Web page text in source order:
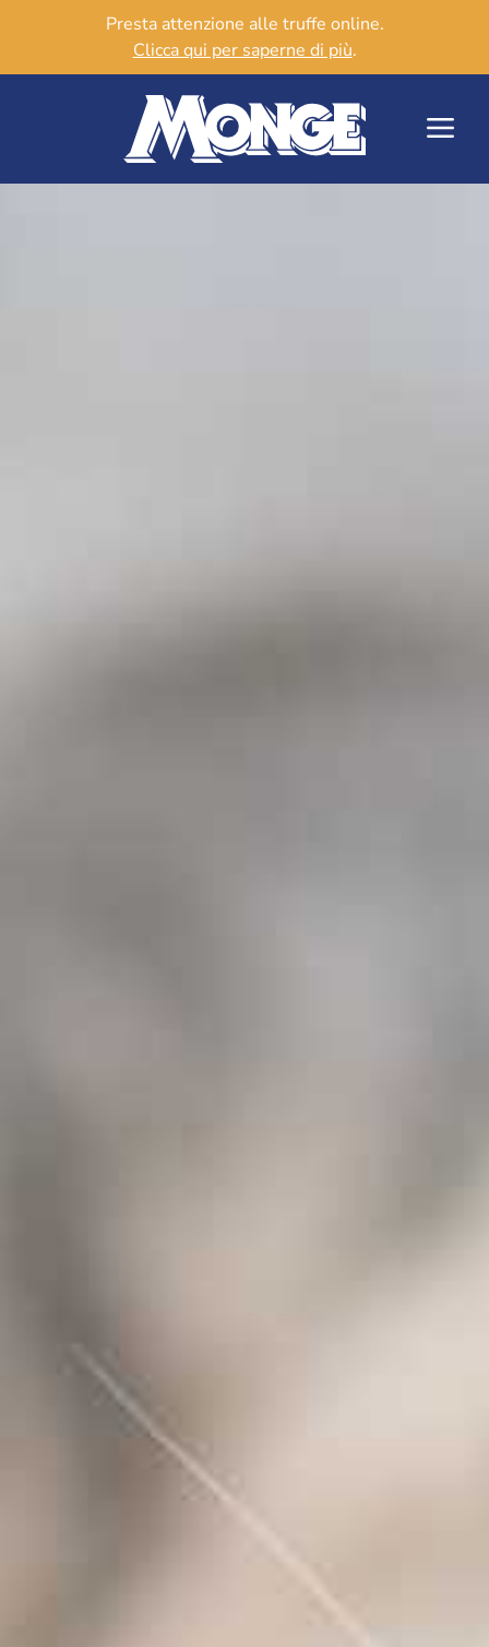
Presta attenzione alle truffe online.
Clicca qui per saperne di più.